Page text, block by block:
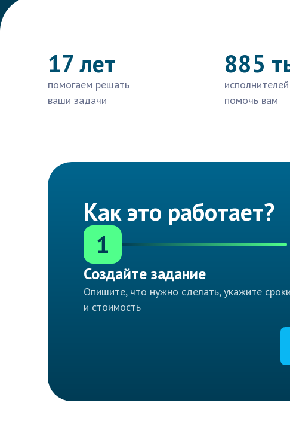
17 лет
помогаем решать
ваши задачи
885
помочь вам
Как это работает?
1
Создайте задание
Опишите, что нужно сделать, укажите сроки
и стоимость